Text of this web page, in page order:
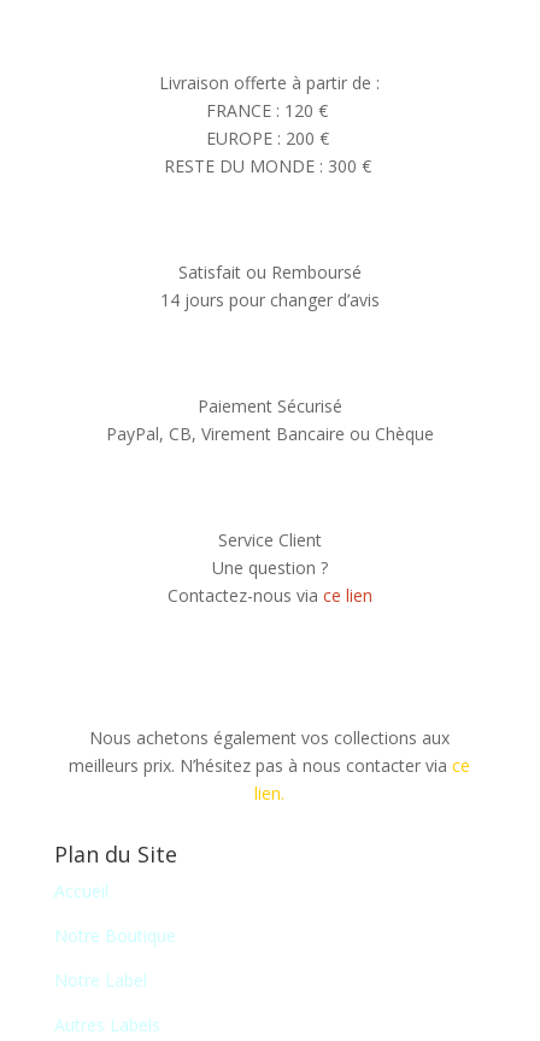
Livraison offerte à partir de :
FRANCE : 120 €
EUROPE : 200 €
RESTE DU MONDE : 300 €
Satisfait ou Remboursé
14 jours pour changer d’avis
Paiement Sécurisé
PayPal, CB, Virement Bancaire ou Chèque
Service Client
Une question ?
Contactez-nous via ce lien
Nous achetons également vos collections aux
meilleurs prix. N’hésitez pas à nous contacter viace
lien.
Plan du Site
Accueil
Notre Boutique
Notre Label
Autres Labels